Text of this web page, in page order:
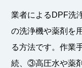
業者によるDPF洗
の洗浄機や薬剤を
る方法です。作業
続、③高圧水や薬